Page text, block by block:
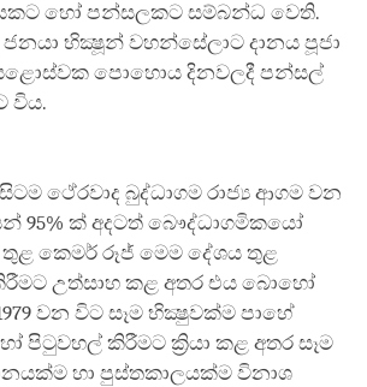
හෝ පන්සලකට සම්බන්ධ වෙති.
භික්‍ෂූන් වහන්සේලාට දානය පූජා
පොහොය දිනවලදී පන්සල්
විය.
ථේරවාද බුද්ධාගම රාජ්‍ය ආගම වන
95% ක් අදටත් බෞද්ධාගමිකයෝ
තුළ කෙමර් රූජ් මෙම දේශය තුළ
උත්සාහ කළ අතර එය බොහෝ
වන විට සෑම භික්‍ෂුවක්ම පාහේ
පිටුවහල් කිරීමට ක්‍රියා කළ අතර සෑම
හා පුස්තකාලයක්ම විනාශ